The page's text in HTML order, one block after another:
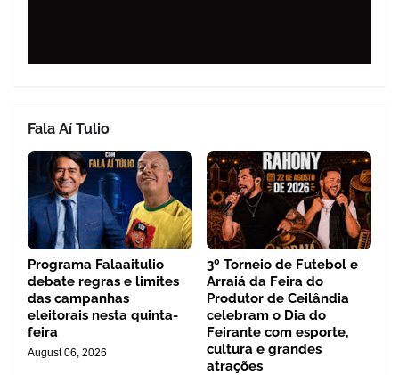
Fala Aí Tulio
Programa Falaaitulio
debate regras e limites
das campanhas
eleitorais nesta quinta-
feira
August 06, 2026
3º Torneio de Futebol e
Arraiá da Feira do
Produtor de Ceilândia
celebram o Dia do
Feirante com esporte,
cultura e grandes
atrações